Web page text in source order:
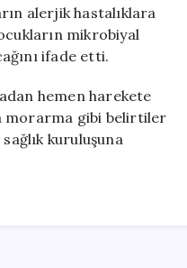
alerjik hastalıklara
mikrobiyal
ifade etti.
hemen harekete
morarma gibi belirtiler
kuruluşuna